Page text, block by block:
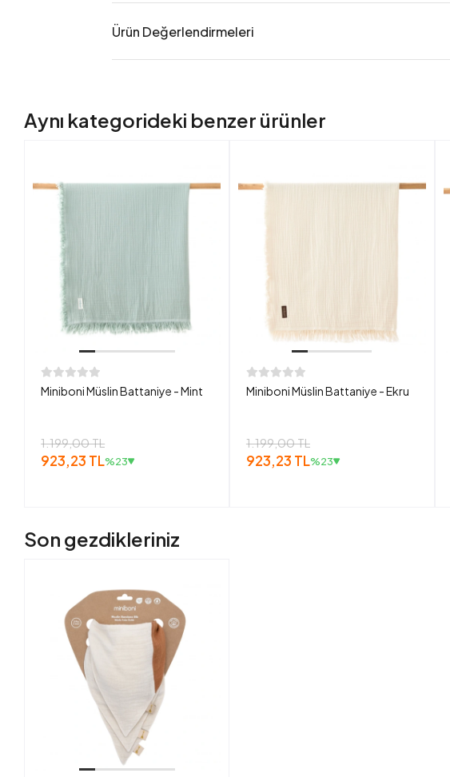
Ürün Değerlendirmeleri
Aynı kategorideki benzer ürünler
Miniboni Müslin Battaniye - Mint
1.199,00 TL
923,23 TL%23
Miniboni Müslin Battaniye - Ekru
1.199,00 TL
923,23 TL%23
Son gezdikleriniz